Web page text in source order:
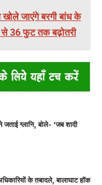
जाएंगे बरगी बांध के
से 36 फुट तक बढ़ोतरी
जताई ग्लानि, बोले- ‘जब शादी
के तबादले, बालाघाट हॉक